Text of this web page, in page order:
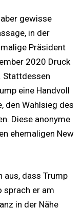
gewisse
in der
Präsident
2020 Druck
Stattdessen
eine Handvoll
den Wahlsieg des
Diese anonyme
ehemaligen New
aus, dass Trump
sprach er am
in der Nähe